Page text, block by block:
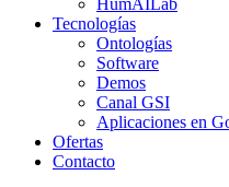
HumAILab
Tecnologías
Ontologías
Software
Demos
Canal GSI
Aplicaciones en
Ofertas
Contacto